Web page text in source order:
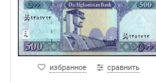
избранное сравнить